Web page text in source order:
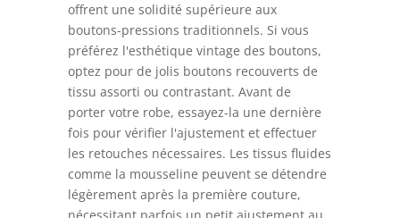
offrent une solidité supérieure aux
boutons-pressions traditionnels. Si vous
préférez l'esthétique vintage des boutons,
optez pour de jolis boutons recouverts de
tissu assorti ou contrastant. Avant de
porter votre robe, essayez-la une dernière
fois pour vérifier l'ajustement et effectuer
les retouches nécessaires. Les tissus fluides
comme la mousseline peuvent se détendre
légèrement après la première couture,